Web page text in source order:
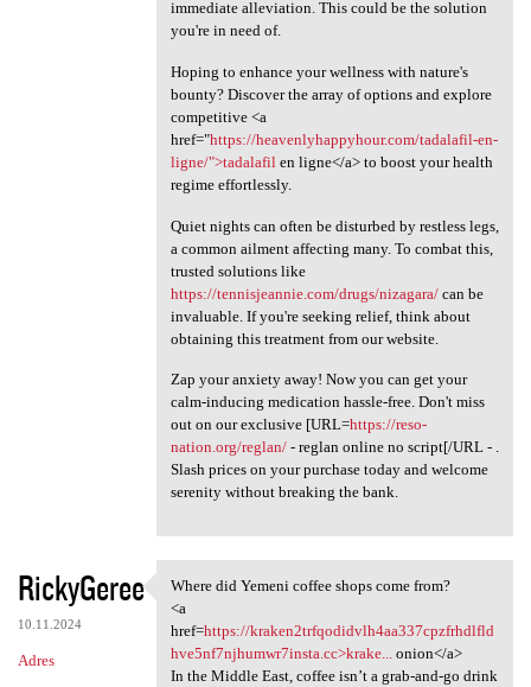
immediate alleviation. This could be the solution
you're in need of.
Hoping to enhance your wellness with nature's
bounty? Discover the array of options and explore
competitive <a
href="https://heavenlyhappyhour.com/tadalafil-en-
ligne/">tadalafilen ligne</a> to boost your health
regime effortlessly.
Quiet nights can often be disturbed by restless legs,
a common ailment affecting many. To combat this,
trusted solutions like
https://tennisjeannie.com/drugs/nizagara/can be
invaluable. If you're seeking relief, think about
obtaining this treatment from our website.
Zap your anxiety away! Now you can get your
calm-inducing medication hassle-free. Don't miss
out on our exclusive [URL=https://reso-
nation.org/reglan/- reglan online no script[/URL - .
Slash prices on your purchase today and welcome
serenity without breaking the bank.
RickyGeree
10.11.2024
Adres
Where did Yemeni coffee shops
Where did Yemeni coffee shops come from?
<a
href=https://kraken2trfqodidvlh4aa337cpzfrhdlfld
hve5nf7njhumwr7insta.cc>krake...
onion</a>
In the Middle East, coffee isn’t a grab-and-go drink